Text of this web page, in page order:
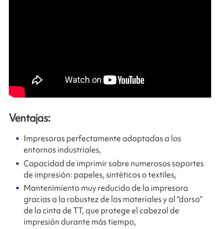
Ventajas:
Impresoras perfectamente adaptadas a los
entornos industriales,
Capacidad de imprimir sobre numerosos soportes
de impresión: papeles, sintéticos o textiles,
Mantenimiento muy reducido de la impresora
gracias a la robustez de los materiales y al “dorso”
de la cinta de TT, que protege el cabezal de
impresión durante más tiempo,